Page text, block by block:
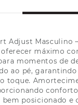
Adjust Masculino
máximo
momentos de
ao pé,
toque.
posicionado